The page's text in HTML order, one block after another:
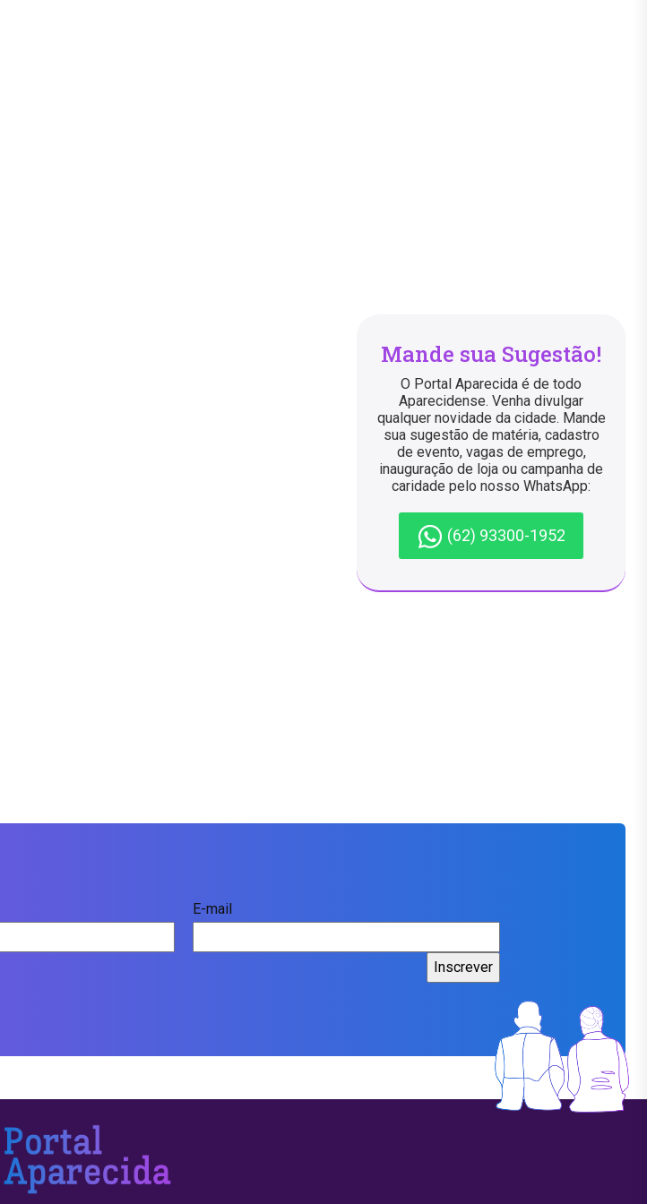
Mande sua Sugestão!
O Portal Aparecida é de todo
Aparecidense. Venha divulgar
qualquer novidade da cidade. Mande
sua sugestão de matéria, cadastro
de evento, vagas de emprego,
inauguração de loja ou campanha de
caridade pelo nosso WhatsApp:
(62) 93300-1952
E-mail